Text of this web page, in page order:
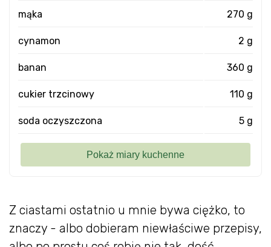
Z ciastami ostatnio u mnie bywa ciężko, to
znaczy - albo dobieram niewłaściwe przepisy,
mąka 270 g
cynamon 2 g
banan 360 g
cukier trzcinowy 110 g
soda oczyszczona 5 g